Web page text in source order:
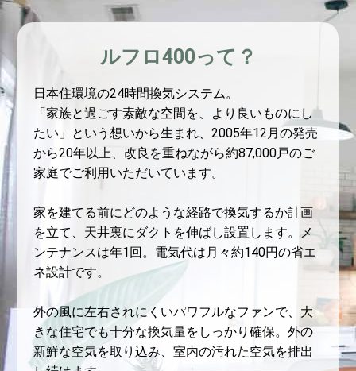
ルフロ400って？
日本住環境の24時間換気システム。
「家族と過ごす素敵な空間を、より良いものにし
たい」という想いから生まれ、2005年12月の発売
から20年以上、改良を重ねながら約87,000戸のご
家庭でご利用いただいています。
家を建てる前にどのような経路で換気するか計画
を立て、天井裏にダクトを伸ばし設置します。メ
ンテナンスは年1回。電気代は月々約140円の省エ
ネ設計です。
外の風に左右されにくいパワフルなファンで、大
きな住宅でも十分な換気量をしっかり確保。外の
新鮮な空気を取り込み、室内の汚れた空気を排出